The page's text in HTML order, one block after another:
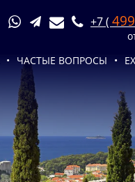
+7 ( 499
ЧАСТЫЕ ВОПРОСЫ